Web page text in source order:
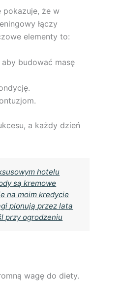
pokazuje, że w
łączy
elementy to:
budować masę
a każdy dzień
hotelu
są kremowe
na moim kredycie
plonują przez lata
przy ogrodzeniu
wagę do diety.